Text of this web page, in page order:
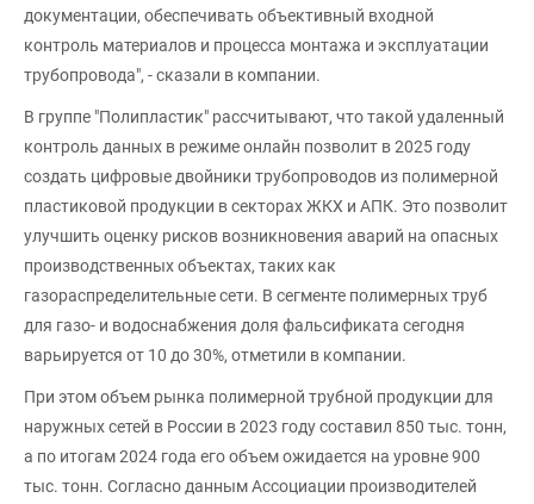
документации, обеспечивать объективный входной
контроль материалов и процесса монтажа и эксплуатации
трубопровода", - сказали в компании.
В группе "Полипластик" рассчитывают, что такой удаленный
контроль данных в режиме онлайн позволит в 2025 году
создать цифровые двойники трубопроводов из полимерной
пластиковой продукции в секторах ЖКХ и АПК. Это позволит
улучшить оценку рисков возникновения аварий на опасных
производственных объектах, таких как
газораспределительные сети. В сегменте полимерных труб
для газо- и водоснабжения доля фальсификата сегодня
варьируется от 10 до 30%, отметили в компании.
При этом объем рынка полимерной трубной продукции для
наружных сетей в России в 2023 году составил 850 тыс. тонн,
а по итогам 2024 года его объем ожидается на уровне 900
тыс. тонн. Согласно данным Ассоциации производителей